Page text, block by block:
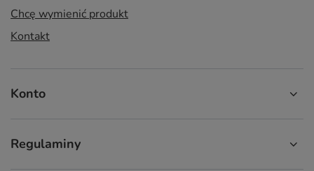
Chcę wymienić produkt
Kontakt
Konto
Regulaminy